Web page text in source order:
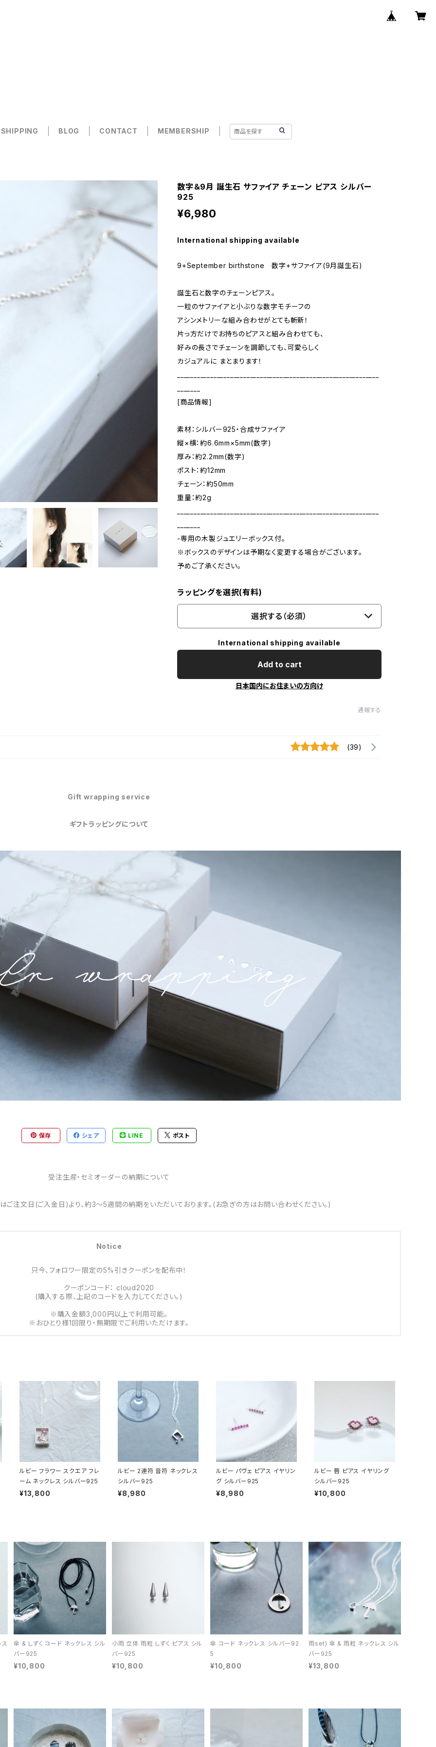
SHIPPING BLOG CONTACT MEMBERSHIP
数字＆9月 誕生石 サファイア チェーン ピアス シルバー
925
¥6,980
International shipping available
9+September birthstone 数字+サファイア(9月誕生石)
誕生石と数字のチェーンピアス。
一粒のサファイアと小ぶりな数字モチーフの
アシンメトリーな組み合わせがとても斬新！
片っ方だけでお持ちのピアスと組み合わせても、
好みの長さでチェーンを調節しても、可愛らしく
カジュアルに まとまります！
[商品情報]
素材：シルバー925・合成サファイア
縦×横：約6.6mm×5mm(数字)
厚み：約2.2mm(数字)
ポスト：約12mm
チェーン：約50mm
重量：約2g
-専用の木製ジュエリーボックス付。
※ボックスのデザインは予期なく変更する場合がございます。
予めご了承ください。
ラッピングを選択(有料)
選択する（必須）
International shipping available
Add to cart
日本国内にお住まいの方向け
通報する
(39)
Gift wrapping service
ギフトラッピングについて
保存 シェア LINE ポスト
受注生産・セミオーダーの納期について
ご注文日(ご入金日)より、約3～5週間の納期をいただいております。(お急ぎの方はお問い合わせください。)
Notice
只今、フォロワー限定の5%引きクーポンを配布中！
クーポンコード： cloud2020
(購入する際、上記のコードを入力してください。)
※購入金額3,000円以上で利用可能。
※おひとり様1回限り・無期限でご利用いただけます。
ルビー フラワー スクエア フレ
ーム ネックレス シルバー925
¥13,800
ルビー 2連符 音符 ネックレス
シルバー925
¥8,980
ルビー パヴェ ピアス イヤリン
グ シルバー925
¥8,980
ルビー 唇 ピアス イヤリング
シルバー925
¥10,800
傘 & しずく コード ネックレス シル
バー925
¥10,800
小雨 立体 雨粒 しずく ピアス シル
バー925
¥10,800
傘 コード ネックレス シルバー92
5
¥10,800
雨set) 傘 & 雨粒 ネックレス シル
バー925
¥13,800